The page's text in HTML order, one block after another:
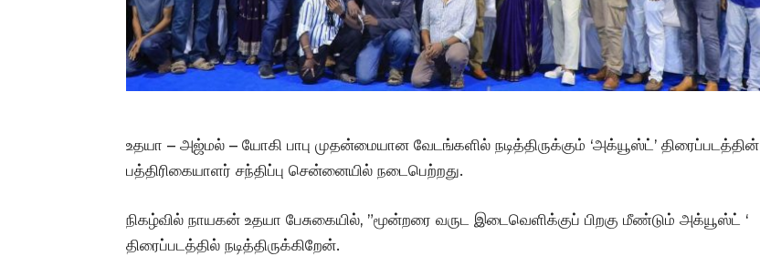
உதயா – அஜ்மல் – யோகி பாபு முதன்மையான வேடங்களில் நடித்திருக்கும் ‘அக்யூஸ்ட்’ திரைப்படத்தின்
பத்திரிகையாளர் சந்திப்பு சென்னையில் நடைபெற்றது.
நிகழ்வில் நாயகன் உதயா பேசுகையில், ”மூன்றரை வருட இடைவெளிக்குப் பிறகு மீண்டும் அக்யூஸ்ட் ‘
திரைப்படத்தில் நடித்திருக்கிறேன்.